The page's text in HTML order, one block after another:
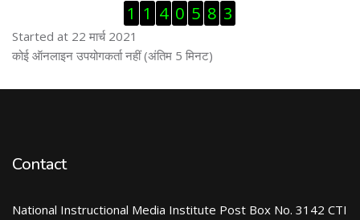
1 1 4 0 5 8 3
Started at 22 मार्च 2021
ब्लॉक से हट जायें
कोई ऑनलाइन उपयोगकर्ता नहीं (अंतिम 5 मिनट)
Contact
National Instructional Media Institute Post Box No. 3142 CTI